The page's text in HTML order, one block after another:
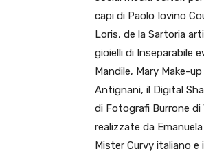
capi di Paolo Iovino
Loris, de la Sartoria
gioielli di Inseparabile
Mandile, Mary Make-
Antignani, il Digital
di Fotografi Burrone
realizzate da
Mister Curvy italiano e